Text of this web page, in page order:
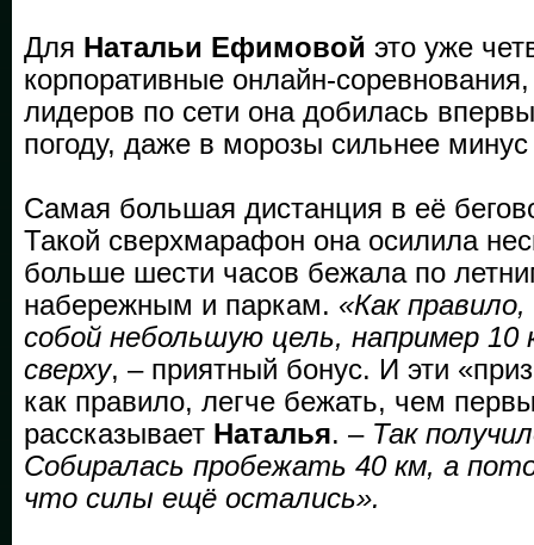
Для Натальи Ефимовой это уже
корпоративные онлайн-
лидеров по сети она добилась
погоду, даже в морозы сильнее минус
Самая большая дистанция в её
Такой сверхмарафон она осилила
больше шести часов бежала по
набережным и паркам. «Как
собой небольшую цель, например 10
сверху, – приятный бонус. И эти
как правило, легче бежать, чем
рассказывает Наталья. – Так
Собиралась пробежать 40 км, а
что силы ещё остались».